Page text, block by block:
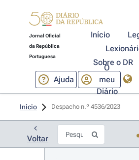
Jornal Oficial
da República
Portuguesa
Início
Sobre o DR
Ajuda
O
meu
Diário
Início Despacho n.º 4536/2023
Voltar